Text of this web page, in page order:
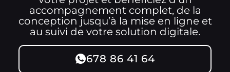
accompagnement complet, de la
conception jusqu’à la mise en ligne et
au suivi de votre solution digitale.
678 86 41 64